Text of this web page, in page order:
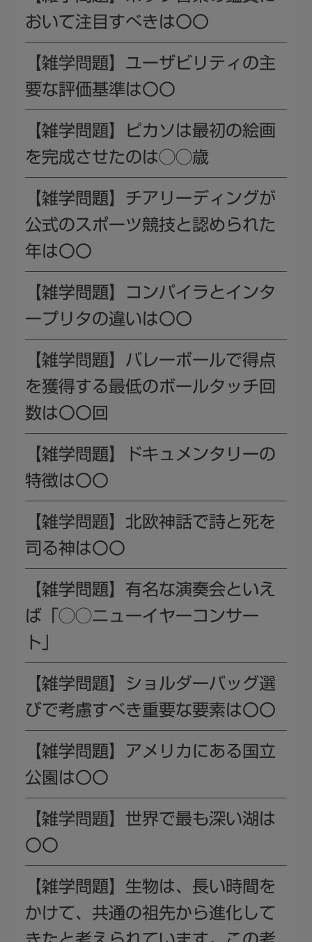
おいて注目すべきは〇〇
【雑学問題】ユーザビリティの主
要な評価基準は〇〇
【雑学問題】ピカソは最初の絵画
を完成させたのは◯◯歳
【雑学問題】チアリーディングが
公式のスポーツ競技と認められた
年は〇〇
【雑学問題】コンパイラとインタ
ープリタの違いは〇〇
【雑学問題】バレーボールで得点
を獲得する最低のボールタッチ回
数は〇〇回
【雑学問題】ドキュメンタリーの
特徴は〇〇
【雑学問題】北欧神話で詩と死を
司る神は〇〇
【雑学問題】有名な演奏会といえ
ば「◯◯ニューイヤーコンサー
ト」
【雑学問題】ショルダーバッグ選
びで考慮すべき重要な要素は〇〇
【雑学問題】アメリカにある国立
公園は〇〇
【雑学問題】世界で最も深い湖は
〇〇
【雑学問題】生物は、長い時間を
かけて、共通の祖先から進化して